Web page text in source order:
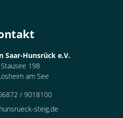
Saar-Hunsrück e.V.
198
am See
/ 9018100
steig.de